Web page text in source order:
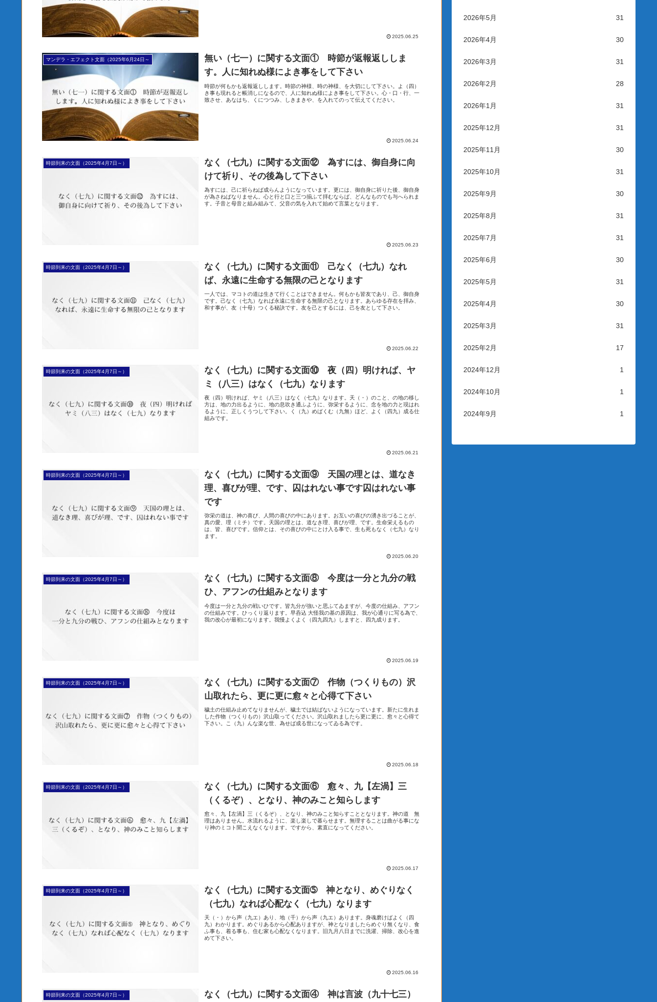
2025.06.25
マンデラ・エフェクト文面（2025年6月24日～
無い（七一）に関する文面① 時節が返報返ししま
す。人に知れぬ様によき事をして下さい
時節が何もかも返報返しします。時節の神様、時の神様、を大切にして下さい。よ（四）
き事も現れると帳消しになるので、人に知れぬ様によき事をして下さい。心・口・行、一
致させ、あなはち、くにつつみ、しきまきや、を入れてのって伝えてください。
2025.06.24
時節到来の文面（2025年4月7日～）
なく（七九）に関する文面⑫ 為すには、御自身に向
けて祈り、その後為して下さい
為すには、己に祈らねば成らんようになっています。更には、御自身に祈りた後、御自身
が為さねばなりません。心と行と口と三つ揃ふて拝むならば、どんなものでも与へられま
す。子音と母音と組み組みて、父音の気を入れて始めて言葉となります。
2025.06.23
時節到来の文面（2025年4月7日～）
なく（七九）に関する文面⑪ 己なく（七九）なれ
ば、永遠に生命する無限の己となります
一人では、マコトの道は生きて行くことはできません。何もかも皆友であり、己、御自身
です。己なく（七九）なれば永遠に生命する無限の己となります。あらゆる存在を拝み、
和す事が、友（十母）つくる秘訣です。友を己とするには、己を友として下さい。
2025.06.22
時節到来の文面（2025年4月7日～）
なく（七九）に関する文面⑩ 夜（四）明ければ、ヤ
ミ（八三）はなく（七九）なります
夜（四）明ければ、ヤミ（八三）はなく（七九）なります。天（・）のこと、の地の移し
方は、地の力出るように、地の息吹き通ふように、弥栄するように、念を地の力と現はれ
るように、正しくうつして下さい。く（九）めばくむ（九無）ほど、よく（四九）成る仕
組みです。
2025.06.21
時節到来の文面（2025年4月7日～）
なく（七九）に関する文面⑨ 天国の理とは、道なき
理、喜びが理、です、囚はれない事です囚はれない事
です
弥栄の道は、神の喜び、人間の喜びの中にあります。お互いの喜びの湧き出づることが、
真の愛、理（ミチ）です。天国の理とは、道なき理、喜びが理、です。生命栄えるもの
は、皆、喜びです。信仰とは、その喜びの中にとけ入る事で、生も死もなく（七九）なり
ます。
2025.06.20
時節到来の文面（2025年4月7日～）
なく（七九）に関する文面⑧ 今度は一分と九分の戦
ひ、アフンの仕組みとなります
今度は一分と九分の戦いひです。皆九分が強いと思ふてゐますが、今度の仕組み、アフン
の仕組みです。ひっくり返ります。早呑込 大怪我の基の原因は、我が心通りに写る為で、
我の改心が最初になります。我慢よくよく（四九四九）しますと、四九成ります。
2025.06.19
時節到来の文面（2025年4月7日～）
なく（七九）に関する文面⑦ 作物（つくりもの）沢
山取れたら、更に更に愈々と心得て下さい
穢土の仕組み止めてなりませんが、穢土では結ばないようになっています。新たに生れま
した作物（つくりもの）沢山取ってください。沢山取れましたら更に更に、愈々と心得て
下さい。こ（九）んな楽な世、為せば成る世になってゐる為です。
2025.06.18
時節到来の文面（2025年4月7日～）
なく（七九）に関する文面⑥ 愈々、九【左渦】三
（くるぞ）、となり、神のみこと知らします
愈々、九【左渦】三（くるぞ）、となり、神のみこと知らすこととなります。神の道 無
理はありません。水流れるように、楽し楽しで暮らせます。無理することは曲がる事にな
り神のミコト聞こえなくなります。ですから、素直になってください。
2025.06.17
時節到来の文面（2025年4月7日～）
なく（七九）に関する文面➄ 神となり、めぐりなく
（七九）なれば心配なく（七九）なります
天（・）から声（九エ）あり、地（千）から声（九エ）あります。身魂磨けばよく（四
九）わかります。めぐりあるから心配ありますが、神となりましたらめぐり無くなり、食
ふ事も、着る事も、住む家も心配なくなります。旧九月八日までに洗濯、掃除、改心を進
めて下さい。
2025.06.16
時節到来の文面（2025年4月7日～） なく（七九）に関する文面④ 神は言波（九十七三）
2026年5月 31
2026年4月 30
2026年3月 31
2026年2月 28
2026年1月 31
2025年12月 31
2025年11月 30
2025年10月 31
2025年9月 30
2025年8月 31
2025年7月 31
2025年6月 30
2025年5月 31
2025年4月 30
2025年3月 31
2025年2月 17
2024年12月 1
2024年10月 1
2024年9月 1